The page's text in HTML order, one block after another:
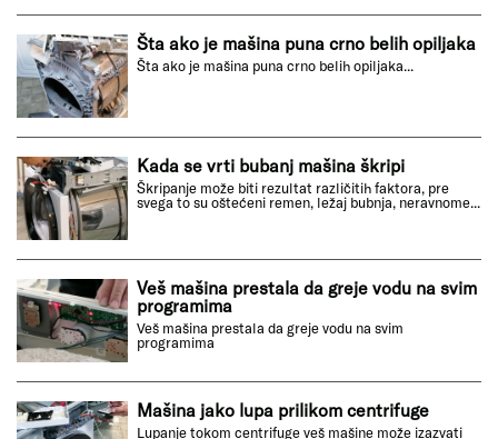
Šta ako je mašina puna crno belih opiljaka
Šta ako je mašina puna crno belih opiljaka...
Kada se vrti bubanj mašina škripi
Škripanje može biti rezultat različitih faktora, pre
svega to su oštećeni remen, ležaj bubnja, neravnome...
Veš mašina prestala da greje vodu na svim
programima
Veš mašina prestala da greje vodu na svim
programima
Mašina jako lupa prilikom centrifuge
Lupanje tokom centrifuge veš mašine može izazvati